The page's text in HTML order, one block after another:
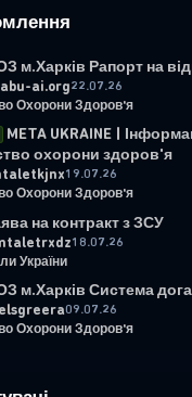
м.Харків Рапорт на
ai.org22.07.26
Охорони Здоров'я
META UKRAINE |
охорони здоров'я
19.07.26
Охорони Здоров'я
на контракт з ЗСУ
18.07.26
України
м.Харків Система
09.07.26
Охорони Здоров'я